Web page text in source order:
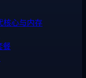
核心与内存
餐